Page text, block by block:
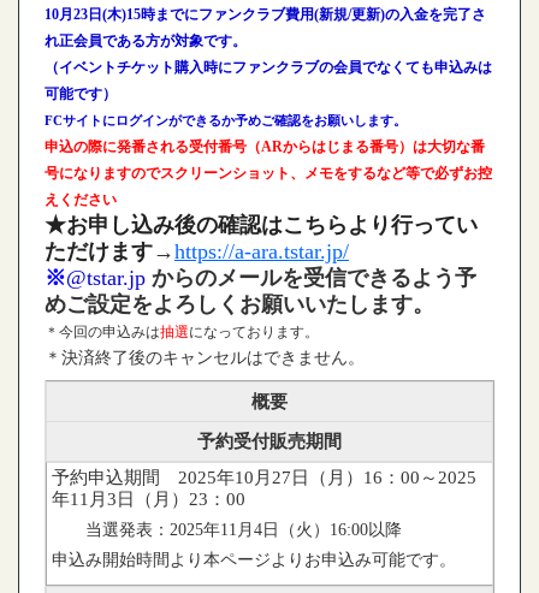
10月23日(木)15時までにファンクラブ費用(新規/更新)の入金を完了さ
れ正会員である方が対象です。
（イベントチケット購入時にファンクラブの会員でなくても申込みは
可能です）
FCサイトにログインができるか予めご確認をお願いします。
申込の際に発番される受付番号（ARからはじまる番号）は大切な番
号になりますのでスクリーンショット、メモをするなど等で必ずお控
えください
★お申し込み後の確認はこちらより行ってい
ただけます→https://a-ara.tstar.jp/
※@tstar.jpからのメールを受信できるよう予
めご設定をよろしくお願いいたします。
＊今回の申込みは抽選になっております。
＊決済終了後のキャンセルはできません。
概要
予約受付販売期間
予約申込期間 2025年10月27日（月）16：00～2025
年11月3日（月）23：00
当選発表：2025年11月4日（火）16:00以降
申込み開始時間より本ページよりお申込み可能です。